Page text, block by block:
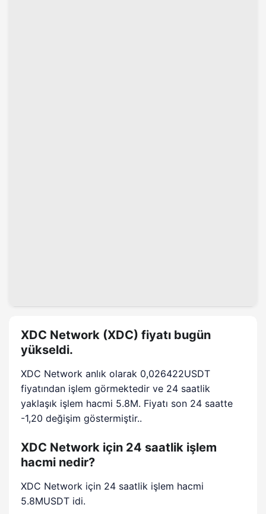
XDC Network (XDC) fiyatı bugün
yükseldi.
XDC Network anlık olarak 0,026422USDT
fiyatından işlem görmektedir ve 24 saatlik
yaklaşık işlem hacmi 5.8M. Fiyatı son 24 saatte
-1,20 değişim göstermiştir..
XDC Network için 24 saatlik işlem
hacmi nedir?
XDC Network için 24 saatlik işlem hacmi
5.8MUSDT idi.